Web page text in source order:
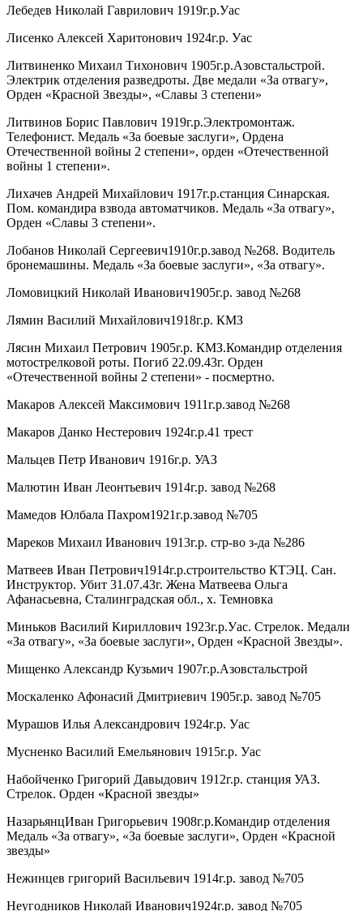
Лебедев Николай Гаврилович 1919г.р.Уас
Лисенко Алексей Харитонович 1924г.р. Уас
Литвиненко Михаил Тихонович 1905г.р.Азовстальстрой.
Электрик отделения разведроты. Две медали «За отвагу»,
Орден «Красной Звезды», «Славы 3 степени»
Литвинов Борис Павлович 1919г.р.Электромонтаж.
Телефонист. Медаль «За боевые заслуги», Ордена
Отечественной войны 2 степени», орден «Отечественной
войны 1 степени».
Лихачев Андрей Михайлович 1917г.р.станция Синарская.
Пом. командира взвода автоматчиков. Медаль «За отвагу»,
Орден «Славы 3 степени».
Лобанов Николай Сергеевич1910г.р.завод №268. Водитель
бронемашины. Медаль «За боевые заслуги», «За отвагу».
Ломовицкий Николай Иванович1905г.р. завод №268
Лямин Василий Михайлович1918г.р. КМЗ
Лясин Михаил Петрович 1905г.р. КМЗ.Командир отделения
мотострелковой роты. Погиб 22.09.43г. Орден
«Отечественной войны 2 степени» - посмертно.
Макаров Алексей Максимович 1911г.р.завод №268
Макаров Данко Нестерович 1924г.р.41 трест
Мальцев Петр Иванович 1916г.р. УАЗ
Малютин Иван Леонтьевич 1914г.р. завод №268
Мамедов Юлбала Пахром1921г.р.завод №705
Мареков Михаил Иванович 1913г.р. стр-во з-да №286
Матвеев Иван Петрович1914г.р.строительство КТЭЦ. Сан.
Инструктор. Убит 31.07.43г. Жена Матвеева Ольга
Афанасьевна, Сталинградская обл., х. Темновка
Миньков Василий Кириллович 1923г.р.Уас. Стрелок. Медали
«За отвагу», «За боевые заслуги», Орден «Красной Звезды».
Мищенко Александр Кузьмич 1907г.р.Азовстальстрой
Москаленко Афонасий Дмитриевич 1905г.р. завод №705
Мурашов Илья Александрович 1924г.р. Уас
Мусненко Василий Емельянович 1915г.р. Уас
Набойченко Григорий Давыдович 1912г.р. станция УАЗ.
Стрелок. Орден «Красной звезды»
НазарьянцИван Григорьевич 1908г.р.Командир отделения
Медаль «За отвагу», «За боевые заслуги», Орден «Красной
звезды»
Нежинцев григорий Васильевич 1914г.р. завод №705
Неугодников Николай Иванович1924г.р. завод №705